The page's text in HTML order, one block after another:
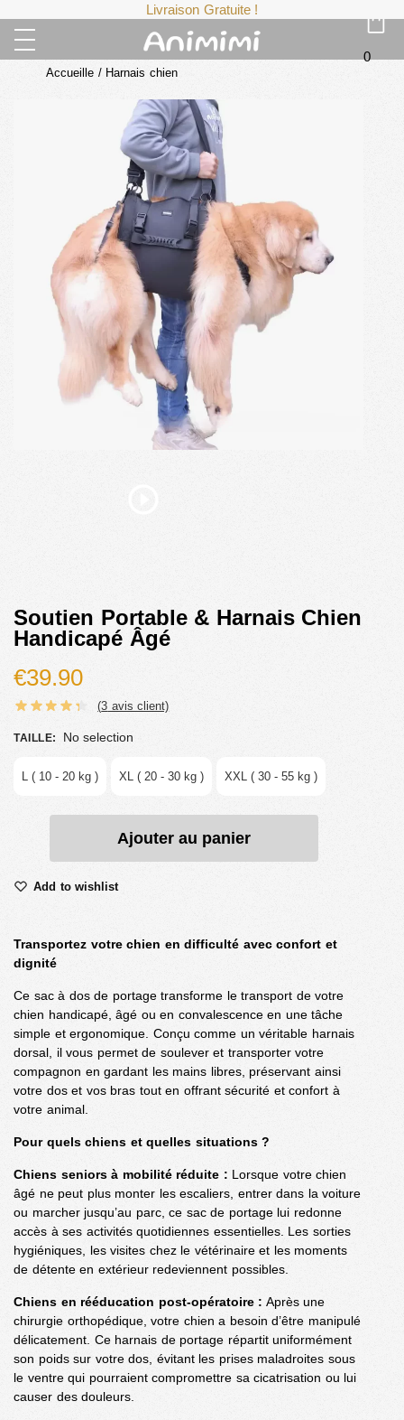
Livraison Gratuite !
0
Accueille / Harnais chien
Soutien Portable & Harnais Chien
Handicapé Âgé
€39.90
(3 avis client)
TAILLE: No selection
L ( 10 - 20 kg ) XL ( 20 - 30 kg ) XXL ( 30 - 55 kg )
Ajouter au panier
Add to wishlist
Transportez votre chien en difficulté avec confort et
dignité
Ce sac à dos de portage transforme le transport de votre
chien handicapé, âgé ou en convalescence en une tâche
simple et ergonomique. Conçu comme un véritable harnais
dorsal, il vous permet de soulever et transporter votre
compagnon en gardant les mains libres, préservant ainsi
votre dos et vos bras tout en offrant sécurité et confort à
votre animal.
Pour quels chiens et quelles situations ?
Chiens seniors à mobilité réduite : Lorsque votre chien
âgé ne peut plus monter les escaliers, entrer dans la voiture
ou marcher jusqu’au parc, ce sac de portage lui redonne
accès à ses activités quotidiennes essentielles. Les sorties
hygiéniques, les visites chez le vétérinaire et les moments
de détente en extérieur redeviennent possibles.
Chiens en rééducation post-opératoire : Après une
chirurgie orthopédique, votre chien a besoin d’être manipulé
délicatement. Ce harnais de portage répartit uniformément
son poids sur votre dos, évitant les prises maladroites sous
le ventre qui pourraient compromettre sa cicatrisation ou lui
causer des douleurs.